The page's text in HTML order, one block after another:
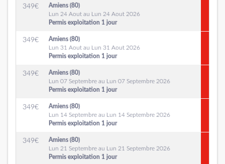
349€
Amiens (80)
Lun 24 Aout au Lun 24 Aout 2026
Permis exploitation 1 jour
349€
Amiens (80)
Lun 31 Aout au Lun 31 Aout 2026
Permis exploitation 1 jour
349€
Amiens (80)
Lun 07 Septembre au Lun 07 Septembre 2026
Permis exploitation 1 jour
349€
Amiens (80)
Lun 14 Septembre au Lun 14 Septembre 2026
Permis exploitation 1 jour
349€
Amiens (80)
Lun 21 Septembre au Lun 21 Septembre 2026
Permis exploitation 1 jour